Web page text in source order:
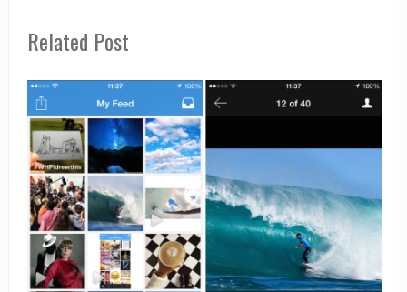
Related Post